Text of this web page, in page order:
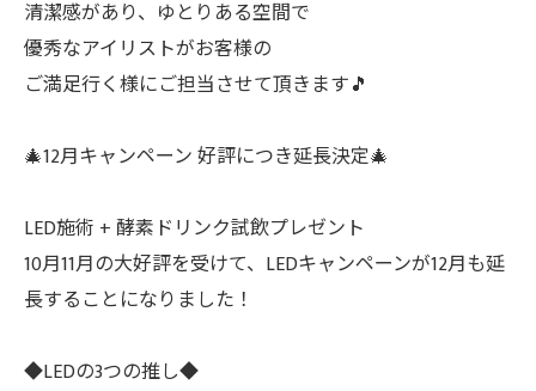
清潔感があり、ゆとりある空間で
優秀なアイリストがお客様の
ご満足行く様にご担当させて頂きます🎵
🎄12月キャンペーン 好評につき延長決定🎄
LED施術 + 酵素ドリンク試飲プレゼント
10月11月の大好評を受けて、LEDキャンペーンが12月も延
長することになりました！
◆LEDの3つの推し◆